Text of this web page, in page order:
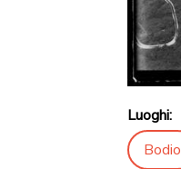
Luoghi:
Bodio